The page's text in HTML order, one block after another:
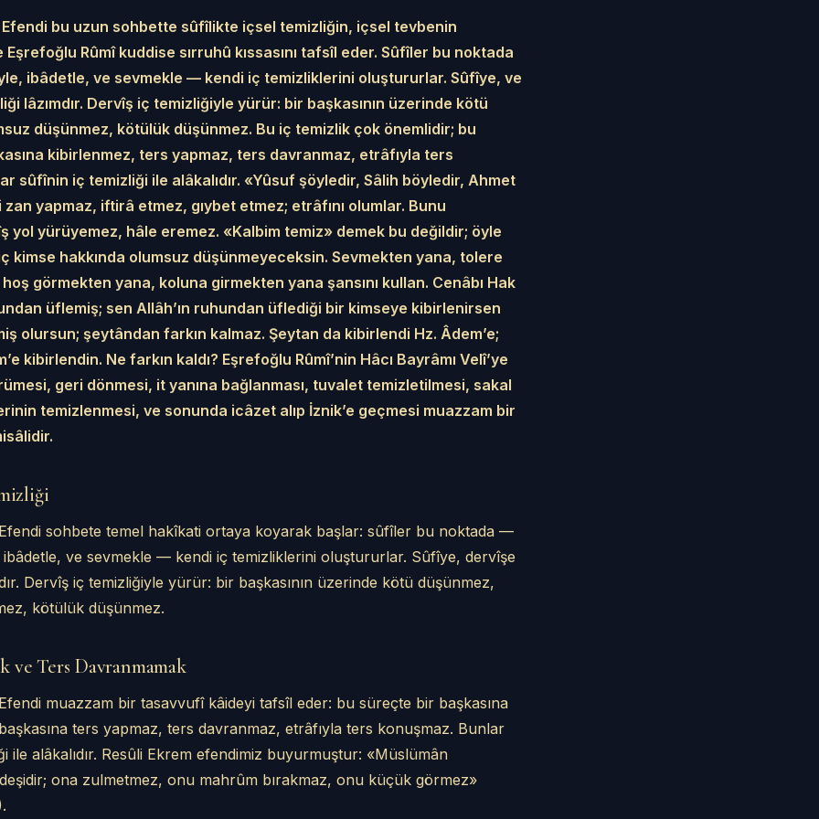
bu uzun sohbette sûfîlikte içsel temizliğin, içsel tevbenin
Rûmî kuddise sırruhû kıssasını tafsîl eder. Sûfîler bu noktada
ibâdetle, ve sevmekle — kendi iç temizliklerini oluştururlar. Sûfîye, ve
lâzımdır. Dervîş iç temizliğiyle yürür: bir başkasının üzerinde kötü
düşünmez, kötülük düşünmez. Bu iç temizlik çok önemlidir; bu
kibirlenmez, ters yapmaz, ters davranmaz, etrâfıyla ters
sûfînin iç temizliği ile alâkalıdır. «Yûsuf şöyledir, Sâlih böyledir, Ahmet
yapmaz, iftirâ etmez, gıybet etmez; etrâfını olumlar. Bunu
yol yürüyemez, hâle eremez. «Kalbim temiz» demek bu değildir; öyle
kimse hakkında olumsuz düşünmeyeceksin. Sevmekten yana, tolere
görmekten yana, koluna girmekten yana şansını kullan. Cenâbı Hak
üflemiş; sen Allâh’ın ruhundan üflediği bir kimseye kibirlenirsen
olursun; şeytândan farkın kalmaz. Şeytan da kibirlendi Hz. Âdem’e;
kibirlendin. Ne farkın kaldı? Eşrefoğlu Rûmî’nin Hâcı Bayrâmı Velî’ye
geri dönmesi, it yanına bağlanması, tuvalet temizletilmesi, sakal
temizlenmesi, ve sonunda icâzet alıp İznik’e geçmesi muazzam bir
Ters Davranmamak
ve İftirâ
Bu Değildir
Şansı
Üflediği Âdem
Hâcı Bayrâm’a İlk Bakışı
Geri Dönüş
İlk Nefs Terbiyesi
İkinci Nefs Terbiyesi
Sakalla Temizlemek
Çilehâne
sohbete temel hakîkati ortaya koyarak başlar: sûfîler bu noktada —
ve sevmekle — kendi iç temizliklerini oluştururlar. Sûfîye, dervîşe
Dervîş iç temizliğiyle yürür: bir başkasının üzerinde kötü düşünmez,
kötülük düşünmez.
ve Ters Davranmamak
muazzam bir tasavvufî kâideyi tafsîl eder: bu süreçte bir başkasına
ters yapmaz, ters davranmaz, etrâfıyla ters konuşmaz. Bunlar
ile alâkalıdır. Resûli Ekrem efendimiz buyurmuştur: «Müslümân
ona zulmetmez, onu mahrûm bırakmaz, onu küçük görmez»